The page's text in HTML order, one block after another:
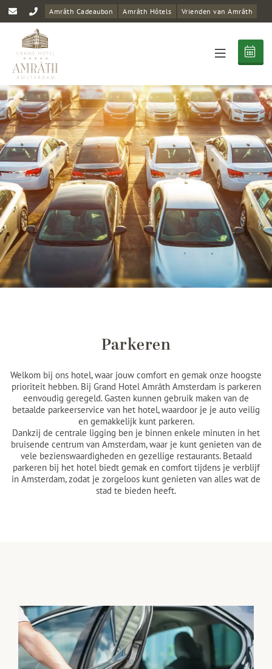
Amrâth Cadeaubon Amrâth Hôtels Vrienden van Amrâth
Parkeren
Welkom bij ons hotel, waar jouw comfort en gemak onze hoogste
prioriteit hebben. Bij Grand Hotel Amrâth Amsterdam is parkeren
eenvoudig geregeld. Gasten kunnen gebruik maken van de
betaalde parkeerservice van het hotel, waardoor je je auto veilig
en gemakkelijk kunt parkeren.
Dankzij de centrale ligging ben je binnen enkele minuten in het
bruisende centrum van Amsterdam, waar je kunt genieten van de
vele bezienswaardigheden en gezellige restaurants. Betaald
parkeren bij het hotel biedt gemak en comfort tijdens je verblijf
in Amsterdam, zodat je zorgeloos kunt genieten van alles wat de
stad te bieden heeft.